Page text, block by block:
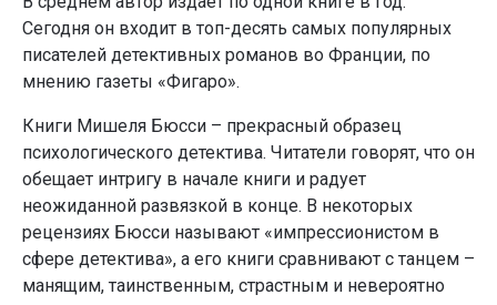
Сегодня он входит в топ-десять самых популярных
писателей детективных романов во Франции, по
мнению газеты «Фигаро».
Книги Мишеля Бюсси – прекрасный образец
психологического детектива. Читатели говорят, что он
обещает интригу в начале книги и радует
неожиданной развязкой в конце. В некоторых
рецензиях Бюсси называют «импрессионистом в
сфере детектива», а его книги сравнивают с танцем –
манящим, таинственным, страстным и невероятно